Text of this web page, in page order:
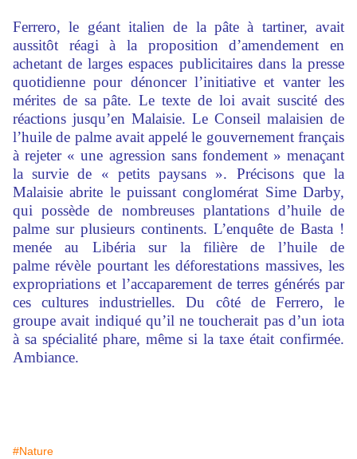
Ferrero, le géant italien de la pâte à tartiner, avait
aussitôt réagi à la proposition d’amendement en
achetant de larges espaces publicitaires dans la presse
quotidienne pour dénoncer l’initiative et vanter les
mérites de sa pâte. Le texte de loi avait suscité des
réactions jusqu’en Malaisie. Le Conseil malaisien de
l’huile de palme avait appelé le gouvernement français
à rejeter « une agression sans fondement » menaçant
la survie de « petits paysans ». Précisons que la
Malaisie abrite le puissant conglomérat Sime Darby,
qui possède de nombreuses plantations d’huile de
palme sur plusieurs continents. L’enquête de Basta !
menée au Libéria sur la filière de l’huile de
palme révèle pourtant les déforestations massives, les
expropriations et l’accaparement de terres générés par
ces cultures industrielles. Du côté de Ferrero, le
groupe avait indiqué qu’il ne toucherait pas d’un iota
à sa spécialité phare, même si la taxe était confirmée.
Ambiance.
#Nature